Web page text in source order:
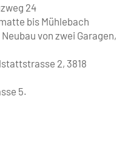
24
bis Mühlebach
von zwei Garagen,
2, 3818
5.